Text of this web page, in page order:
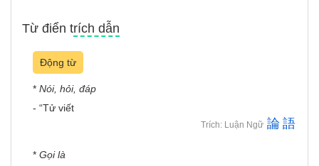
Từ điển trích dẫn
Động từ
* Nói, hỏi, đáp
- “Tử viết
Trích: Luận Ngữ 論 語
* Gọi là